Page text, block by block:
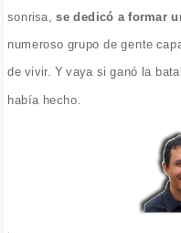
sonrisa, se dedicó a formar
numeroso grupo de gente
de vivir. Y vaya si ganó la
había hecho.